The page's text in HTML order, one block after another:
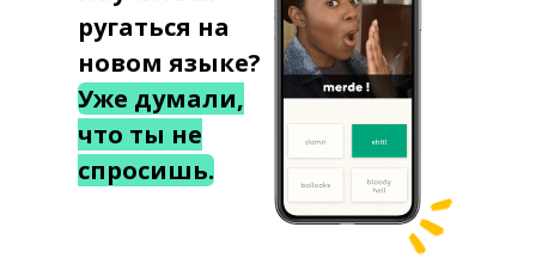
ругаться на
новом языке?
Уже думали,
что ты не
спросишь.